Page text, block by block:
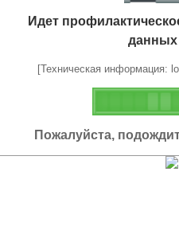
Идет
данных
[Техническая информация:
Пожалуйста,